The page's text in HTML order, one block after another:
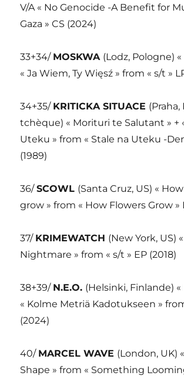
V/A « No Genocide -A Benefit for
Gaza » CS (2024)
33+34/ MOSKWA (Lodz, Pologne)
« Ja Wiem, Ty Więsź » from « s/t »
34+35/ KRITICKA SITUACE
tchèque) « Morituri te Salutant » +
Uteku » from « Stale na Uteku -
(1989)
36/SCOWL (Santa Cruz, US) «
grow » from « How Flowers Grow »
37/ KRIMEWATCH (New York, US)
Nightmare » from « s/t » EP (2018)
38+39/ N.E.O. (Helsinki, Finlande) «
« Kolme Metriä Kadotukseen »
(2024)
40/ MARCEL WAVE (London, UK)
Shape » from « Something